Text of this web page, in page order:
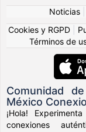
Noticias
Cookies y RGPD
Términos de
Comunidad
México
¡Hola!
conexiones